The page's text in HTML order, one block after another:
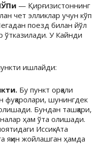
— Қирғизистоннинг
чет элликлар учун кўп
поезд билан йўл
ўтказилади. У Кайнди
ишлайди:
Бу пункт орқали
фуқаролари, шунингдек
Бундан ташқари,
ҳам ўта олишади.
Иссиқ-Ата
яқин жойлашган ҳамда